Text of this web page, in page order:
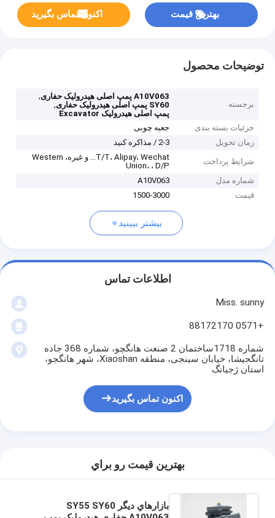
بهترین قیمت اکنون تماس بگیرید
توضیحات محصول
برجسته
A10V063 پمپ اصلی هیدرولیک حفاری
,
SY60 پمپ اصلی هیدرولیک حفاری
,
پمپ اصلی هیدرولیک Excavator
جزئیات بسته بندی
جعبه چوبی
زمان تحویل
2-3 / مذاکره کنید
شرایط پرداخت
T/T، Alipay، Wechat... و غیره، Western
Union، ، D/P
شماره مدل
A10V063
قیمت
1500-3000
بیشتر ببینید
اطلاعات تماس
Miss. sunny
+0571 88172170
شماره 1718ساختمان 2 صنعت هانگچو، شماره 368 جاده
تانگجیشا، خیابان سینجی، منطقه Xiaoshan، شهر هانگجو،
استان ژجیانگ
اکنون تماس بگیرید
بهترين قيمت رو براي
بازارهاي ديگر SY55 SY60